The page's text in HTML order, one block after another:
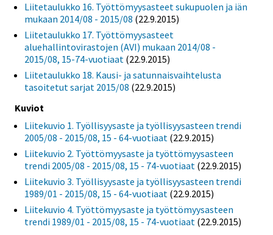
Liitetaulukko 16. Työttömyysasteet sukupuolen ja iän
mukaan 2014/08 - 2015/08 (22.9.2015)
Liitetaulukko 17. Työttömyysasteet
aluehallintovirastojen (AVI) mukaan 2014/08 -
2015/08, 15-74-vuotiaat (22.9.2015)
Liitetaulukko 18. Kausi- ja satunnaisvaihtelusta
tasoitetut sarjat 2015/08 (22.9.2015)
Kuviot
Liitekuvio 1. Työllisyysaste ja työllisyysasteen trendi
2005/08 - 2015/08, 15 - 64-vuotiaat (22.9.2015)
Liitekuvio 2. Työttömyysaste ja työttömyysasteen
trendi 2005/08 - 2015/08, 15 - 74-vuotiaat (22.9.2015)
Liitekuvio 3. Työllisyysaste ja työllisyysasteen trendi
1989/01 - 2015/08, 15 - 64-vuotiaat (22.9.2015)
Liitekuvio 4. Työttömyysaste ja työttömyysasteen
trendi 1989/01 - 2015/08, 15 - 74-vuotiaat (22.9.2015)